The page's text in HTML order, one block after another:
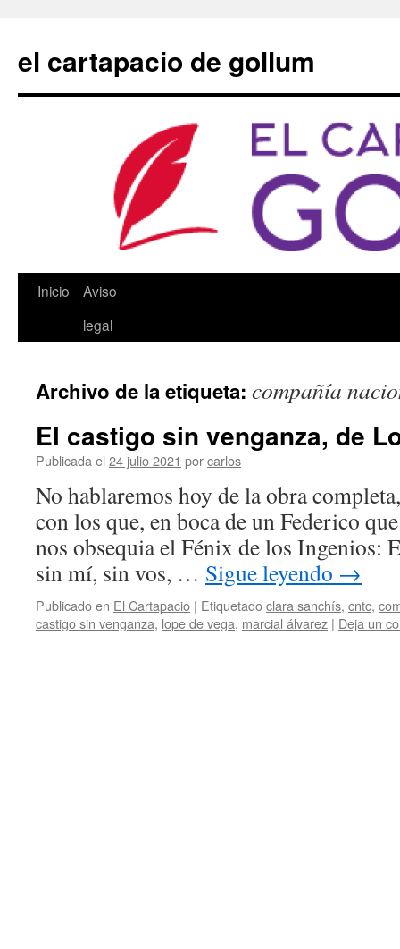
contenido
el cartapacio de gollum
Inicio
Aviso
legal
Archivo de la etiqueta: compañía
El castigo sin venganza, de
Publicada el 24 julio 2021 porcarlos
No hablaremos hoy de la obra
con los que, en boca de un Federico
nos obsequia el Fénix de los Ingenios:
sin mí, sin vos, … Sigue leyendo →
Publicado en El Cartapacio | Etiquetadoclara sanchís, cntc,
castigo sin venganza, lope de vega, marcial álvarez | Deja un